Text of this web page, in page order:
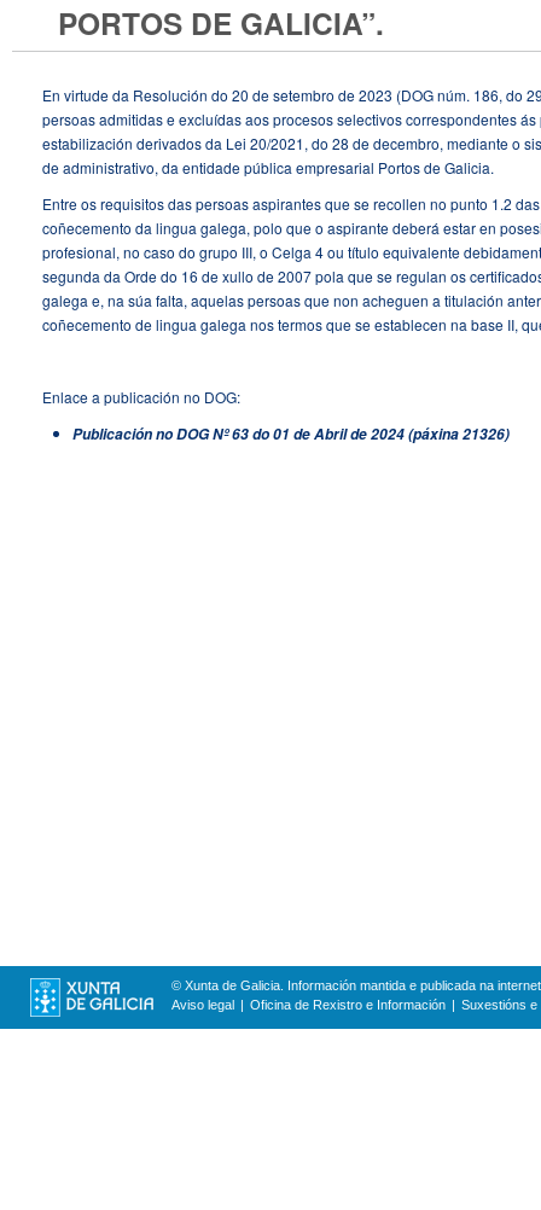
PORTOS DE GALICIA”.
En virtude da Resolución do 20 de setembro de 2023 (DOG núm. 186, do
persoas admitidas e excluídas aos procesos selectivos correspondentes
estabilización derivados da Lei 20/2021, do 28 de decembro, mediante o
de administrativo, da entidade pública empresarial Portos de Galicia.
Entre os requisitos das persoas aspirantes que se recollen no punto 1.2
coñecemento da lingua galega, polo que o aspirante deberá estar en
profesional, no caso do grupo III, o Celga 4 ou título equivalente
segunda da Orde do 16 de xullo de 2007 pola que se regulan os
galega e, na súa falta, aquelas persoas que non acheguen a titulación
coñecemento de lingua galega nos termos que se establecen na base II,
Enlace a publicación no DOG:
Publicación no DOG Nº 63 do 01 de Abril de 2024 (páxina 21326)
© Xunta de Galicia. Información mantida e publicada na
Aviso legal
Oficina de Rexistro e Información Suxestións e